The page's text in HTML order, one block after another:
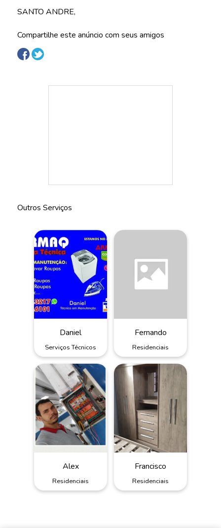
SANTO ANDRE,
Compartilhe este anúncio com seus amigos
Outros Serviços
Daniel
Serviços Técnicos
Fernando
Residenciais
Alex
Residenciais
Francisco
Residenciais